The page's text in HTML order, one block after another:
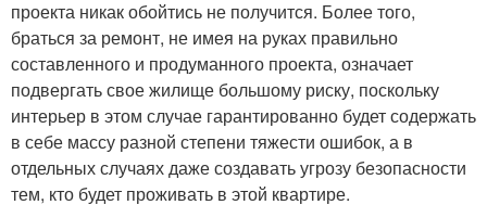
проекта никак обойтись не получится. Более того,
браться за ремонт, не имея на руках правильно
составленного и продуманного проекта, означает
подвергать свое жилище большому риску, поскольку
интерьер в этом случае гарантированно будет содержать
в себе массу разной степени тяжести ошибок, а в
отдельных случаях даже создавать угрозу безопасности
тем, кто будет проживать в этой квартире.